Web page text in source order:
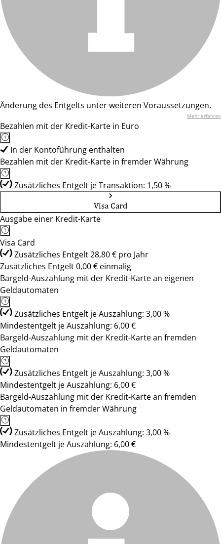
Änderung des Entgelts unter weiteren Voraussetzungen.
Mehr erfahren
Bezahlen mit der Kredit-Karte in Euro
In der Kontoführung enthalten
Bezahlen mit der Kredit-Karte in fremder Währung
Zusätzliches Entgelt je Transaktion: 1,50 %
Visa Card
Ausgabe einer Kredit-Karte
Visa Card
Zusätzliches Entgelt 28,80 € pro Jahr
Zusätzliches Entgelt 0,00 € einmalig
Bargeld-Auszahlung mit der Kredit-Karte an eigenen
Geldautomaten
Zusätzliches Entgelt je Auszahlung: 3,00 %
Mindestentgelt je Auszahlung: 6,00 €
Bargeld-Auszahlung mit der Kredit-Karte an fremden
Geldautomaten
Zusätzliches Entgelt je Auszahlung: 3,00 %
Mindestentgelt je Auszahlung: 6,00 €
Bargeld-Auszahlung mit der Kredit-Karte an fremden
Geldautomaten in fremder Währung
Zusätzliches Entgelt je Auszahlung: 3,00 %
Mindestentgelt je Auszahlung: 6,00 €